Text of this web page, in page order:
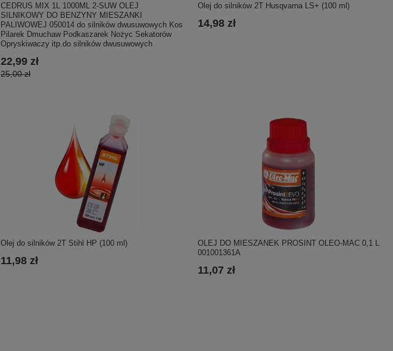
CEDRUS MIX 1L 1000ML 2-SUW OLEJ
SILNIKOWY DO BENZYNY MIESZANKI
PALIWOWEJ 050014 do silników dwusuwowych Kos
Pilarek Dmuchaw Podkaszarek Nożyc Sekatorów
Opryskiwaczy itp.do silników dwusuwowych
22,99 zł
25,00 zł
Olej do silników 2T Husqvarna LS+ (100 ml)
14,98 zł
Olej do silników 2T Stihl HP (100 ml)
11,98 zł
OLEJ DO MIESZANEK PROSINT OLEO-MAC 0,1 L
001001361A
11,07 zł